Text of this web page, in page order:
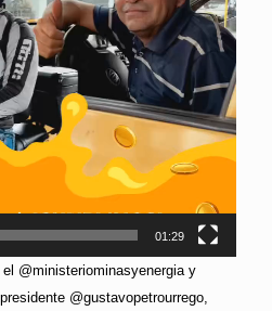
01:29
@ministeriominasyenergia y
@gustavopetrourrego,